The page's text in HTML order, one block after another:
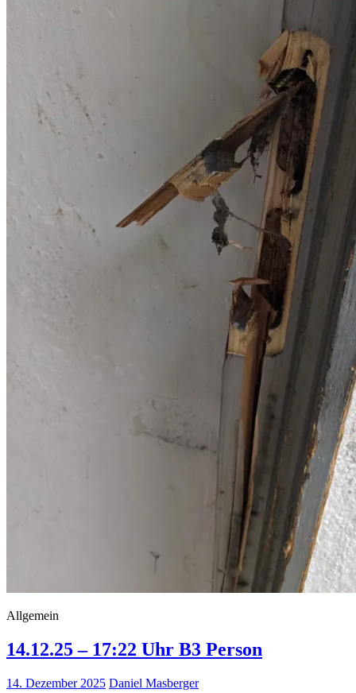
Allgemein
14.12.25 – 17:22 Uhr B3 Person
14. Dezember 2025 Daniel Masberger